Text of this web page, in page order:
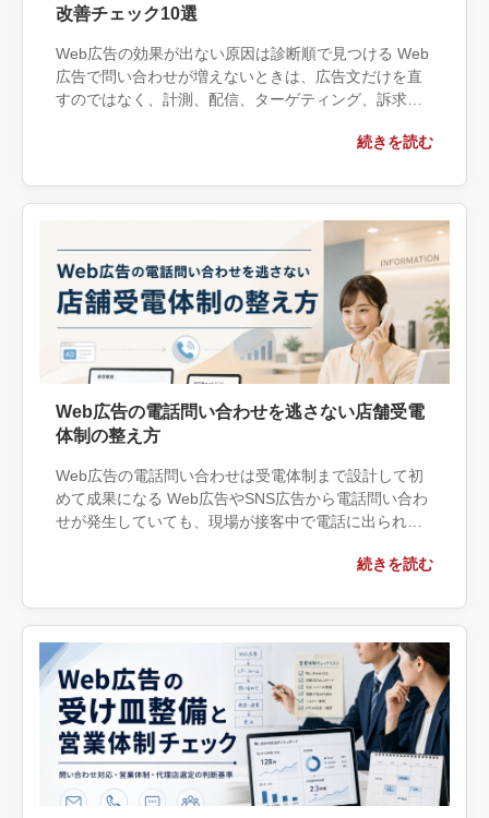
改善チェック10選
Web広告の効果が出ない原因は診断順で見つける Web
広告で問い合わせが増えないときは、広告文だけを直
すのではなく、計測、配信、ターゲティング、訴求、
続きを読む
Web広告の電話問い合わせを逃さない店舗受電
体制の整え方
Web広告の電話問い合わせは受電体制まで設計して初
めて成果になる Web広告やSNS広告から電話問い合わ
せが発生していても、現場が接客中で電話に出られな
続きを読む